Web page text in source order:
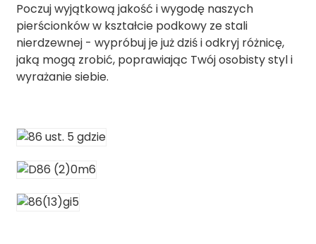
Poczuj wyjątkową jakość i wygodę naszych
pierścionków w kształcie podkowy ze stali
nierdzewnej - wypróbuj je już dziś i odkryj różnicę,
jaką mogą zrobić, poprawiając Twój osobisty styl i
wyrażanie siebie.